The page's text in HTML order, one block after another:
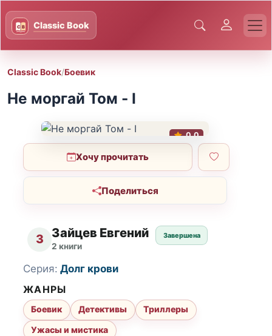
Classic Book/Боевик
Не моргай Том - I
0.0
Хочу прочитать
Поделиться
З Зайцев Евгений
2 книги
Завершена
Серия: Долг крови
ЖАНРЫ
Боевик Детективы
Триллеры
Ужасы и мистика